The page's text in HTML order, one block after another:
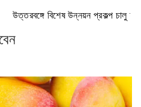
উত্তরবঙ্গে বিশেষ উন্নয়ন প্রকল্প চালু হতে